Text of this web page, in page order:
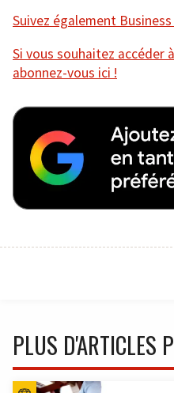
Suivez également
Si vous souhaitez accéder
abonnez-vous ici !
PLUS D'ARTICLES